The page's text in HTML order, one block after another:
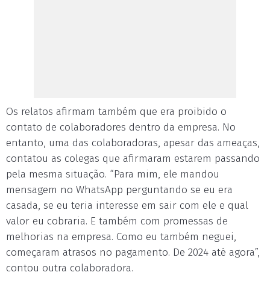
Os relatos afirmam também que era proibido o
contato de colaboradores dentro da empresa. No
entanto, uma das colaboradoras, apesar das ameaças,
contatou as colegas que afirmaram estarem passando
pela mesma situação. “Para mim, ele mandou
mensagem no WhatsApp perguntando se eu era
casada, se eu teria interesse em sair com ele e qual
valor eu cobraria. E também com promessas de
melhorias na empresa. Como eu também neguei,
começaram atrasos no pagamento. De 2024 até agora”,
contou outra colaboradora.